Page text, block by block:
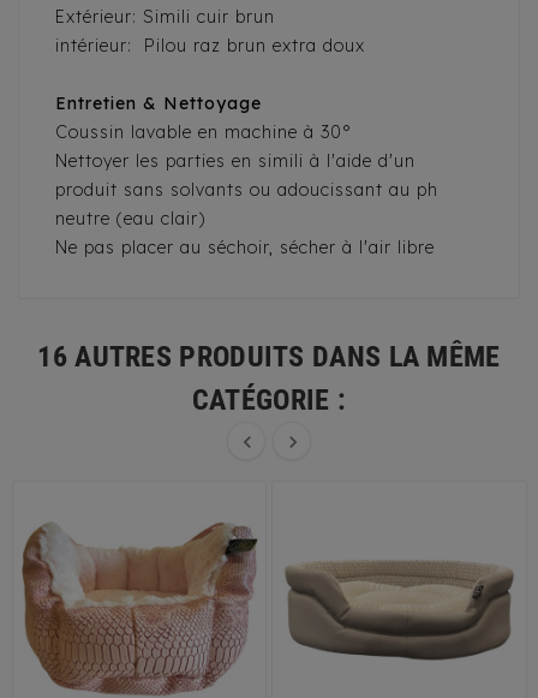
Extérieur: Simili cuir brun
intérieur: Pilou raz brun extra doux
Entretien & Nettoyage
Coussin lavable en machine à 30°
Nettoyer les parties en simili à l'aide d'un
produit sans solvants ou adoucissant au ph
neutre (eau clair)
Ne pas placer au séchoir, sécher à l'air libre
16 AUTRES PRODUITS DANS LA MÊME
CATÉGORIE :
 